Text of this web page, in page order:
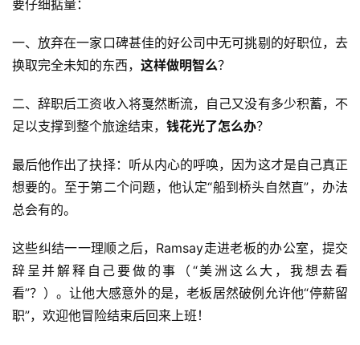
要仔细掂量：
一、放弃在一家口碑甚佳的好公司中无可挑剔的好职位，去
换取完全未知的东西， 这样做明智么？
二、辞职后工资收入将戛然断流，自己又没有多少积蓄，不
足以支撑到整个旅途结束， 钱花光了怎么办？
最后他作出了抉择：听从内心的呼唤，因为这才是自己真正
想要的。至于第二个问题，他认定“船到桥头自然直”，办法
总会有的。
这些纠结一一理顺之后，Ramsay走进老板的办公室，提交
辞呈并解释自己要做的事（“美洲这么大，我想去看
看”？）。让他大感意外的是，老板居然破例允许他“停薪留
职”，欢迎他冒险结束后回来上班！